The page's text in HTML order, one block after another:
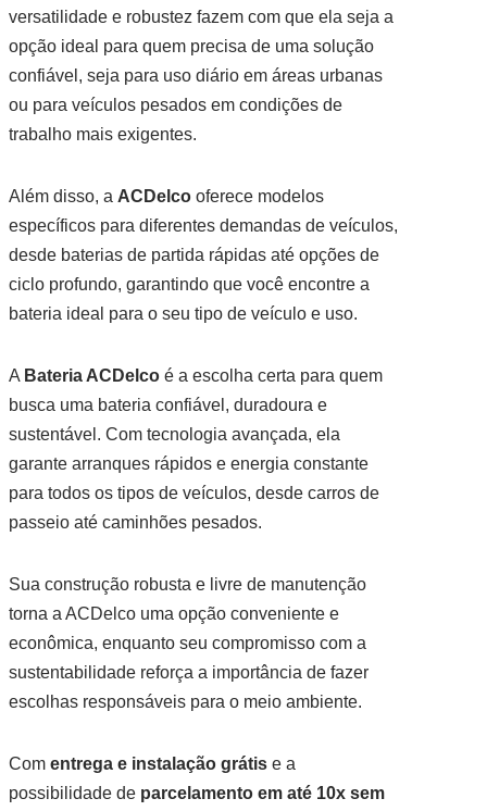
versatilidade e robustez fazem com que ela seja a
opção ideal para quem precisa de uma solução
confiável, seja para uso diário em áreas urbanas
ou para veículos pesados em condições de
trabalho mais exigentes.
Além disso, a ACDelcooferece modelos
específicos para diferentes demandas de veículos,
desde baterias de partida rápidas até opções de
ciclo profundo, garantindo que você encontre a
bateria ideal para o seu tipo de veículo e uso.
A Bateria ACDelcoé a escolha certa para quem
busca uma bateria confiável, duradoura e
sustentável. Com tecnologia avançada, ela
garante arranques rápidos e energia constante
para todos os tipos de veículos, desde carros de
passeio até caminhões pesados.
Sua construção robusta e livre de manutenção
torna a ACDelco uma opção conveniente e
econômica, enquanto seu compromisso com a
sustentabilidade reforça a importância de fazer
escolhas responsáveis para o meio ambiente.
Com entrega e instalação grátise a
possibilidade de parcelamento em até 10x sem